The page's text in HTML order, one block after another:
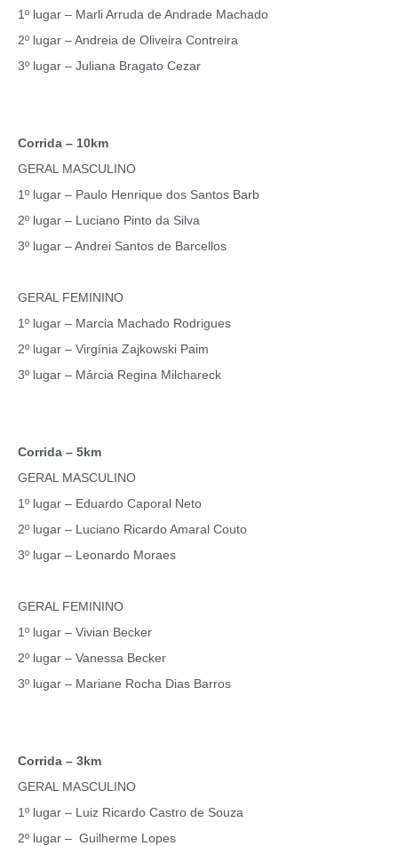
1º lugar – Marli Arruda de Andrade Machado
2º lugar – Andreia de Oliveira Contreira
3º lugar – Juliana Bragato Cezar
Corrida – 10km
GERAL MASCULINO
1º lugar – Paulo Henrique dos Santos Barb
2º lugar – Luciano Pinto da Silva
3º lugar – Andrei Santos de Barcellos
GERAL FEMININO
1º lugar – Marcia Machado Rodrigues
2º lugar – Virgínia Zajkowski Paim
3º lugar – Márcia Regina Milchareck
Corrida – 5km
GERAL MASCULINO
1º lugar – Eduardo Caporal Neto
2º lugar – Luciano Ricardo Amaral Couto
3º lugar – Leonardo Moraes
GERAL FEMININO
1º lugar – Vivian Becker
2º lugar – Vanessa Becker
3º lugar – Mariane Rocha Dias Barros
Corrida – 3km
GERAL MASCULINO
1º lugar – Luiz Ricardo Castro de Souza
2º lugar – Guilherme Lopes